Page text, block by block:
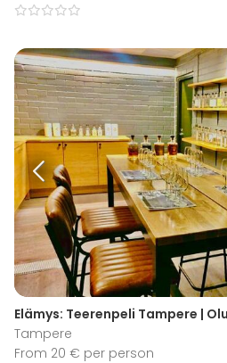
Elämys: Teerenpeli Tampere |
Tampere
From 20 € per person